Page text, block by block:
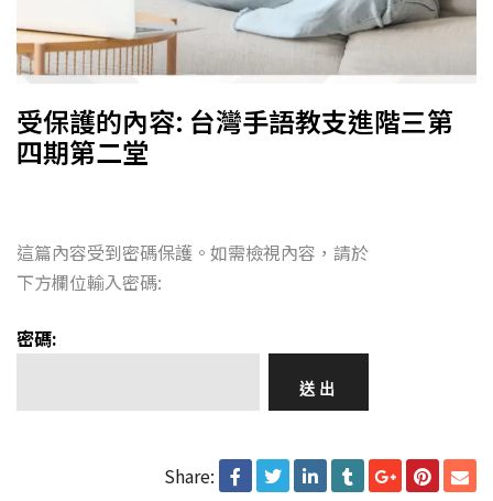
受保護的內容: 台灣手語教支進階三第
四期第二堂
這篇內容受到密碼保護。如需檢視內容，請於
下方欄位輸入密碼:
密碼:
Share: